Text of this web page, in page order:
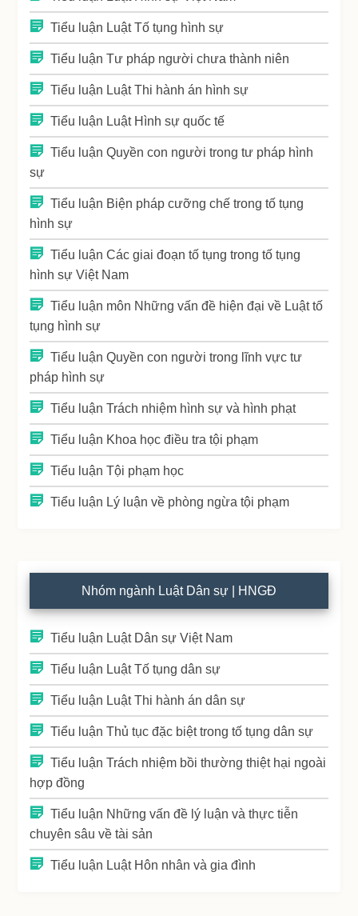
Tiểu luận Luật Tố tụng hình sự
Tiểu luận Tư pháp người chưa thành niên
Tiểu luận Luật Thi hành án hình sự
Tiểu luận Luật Hình sự quốc tế
Tiểu luận Quyền con người trong tư pháp hình
sự
Tiểu luận Biện pháp cưỡng chế trong tố tụng
hình sự
Tiểu luận Các giai đoạn tố tụng trong tố tụng
hình sự Việt Nam
Tiểu luận môn Những vấn đề hiện đại về Luật tố
tụng hình sự
Tiểu luận Quyền con người trong lĩnh vực tư
pháp hình sự
Tiểu luận Trách nhiệm hình sự và hình phạt
Tiểu luận Khoa học điều tra tội phạm
Tiểu luận Tội phạm học
Tiểu luận Lý luận về phòng ngừa tội phạm
Nhóm ngành Luật Dân sự | HNGĐ
Tiểu luận Luật Dân sự Việt Nam
Tiểu luận Luật Tố tụng dân sự
Tiểu luận Luật Thi hành án dân sự
Tiểu luận Thủ tục đặc biệt trong tố tụng dân sự
Tiểu luận Trách nhiệm bồi thường thiệt hại ngoài
hợp đồng
Tiểu luận Những vấn đề lý luận và thực tiễn
chuyên sâu về tài sản
Tiểu luận Luật Hôn nhân và gia đình